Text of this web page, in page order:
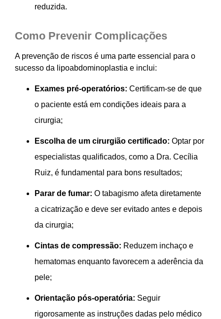
reduzida.
Como Prevenir Complicações
A prevenção de riscos é uma parte essencial para o
sucesso da lipoabdominoplastia e inclui:
Exames pré-operatórios: Certificam-se de que
o paciente está em condições ideais para a
cirurgia;
Escolha de um cirurgião certificado: Optar por
especialistas qualificados, como a Dra. Cecília
Ruiz, é fundamental para bons resultados;
Parar de fumar: O tabagismo afeta diretamente
a cicatrização e deve ser evitado antes e depois
da cirurgia;
Cintas de compressão: Reduzem inchaço e
hematomas enquanto favorecem a aderência da
pele;
Orientação pós-operatória: Seguir
rigorosamente as instruções dadas pelo médico